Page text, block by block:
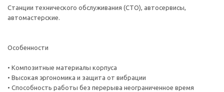
Станции технического обслуживания (СТО), автосервисы,
автомастерские.
Особенности
• Композитные материалы корпуса
• Высокая эргономика и защита от вибрации
• Способность работы без перерыва неограниченное время